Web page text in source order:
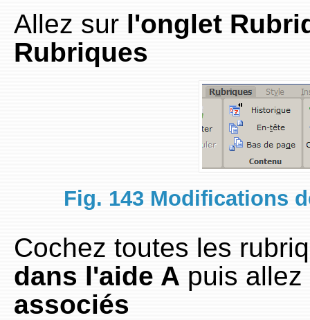
Allez sur l'onglet
Rubriques
Fig. 143 Modifications
Cochez toutes les
dans l'aide A puis
associés